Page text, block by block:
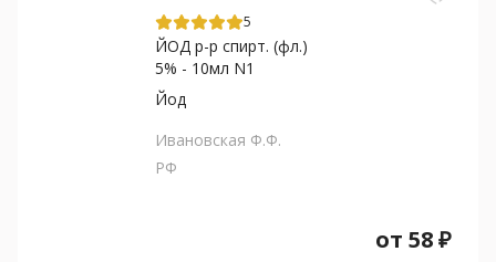
5
ЙОД р-р спирт. (фл.)
5% - 10мл N1
Йод
Ивановская Ф.Ф.
РФ
от 58₽